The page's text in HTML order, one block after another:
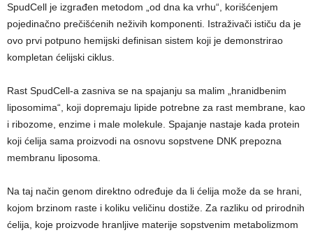
SpudCell je izgrađen metodom „od dna ka vrhu“, korišćenjem
pojedinačno prečišćenih neživih komponenti. Istraživači ističu da je
ovo prvi potpuno hemijski definisan sistem koji je demonstrirao
kompletan ćelijski ciklus.
Rast SpudCell-a zasniva se na spajanju sa malim „hranidbenim
liposomima“, koji dopremaju lipide potrebne za rast membrane, kao
i ribozome, enzime i male molekule. Spajanje nastaje kada protein
koji ćelija sama proizvodi na osnovu sopstvene DNK prepozna
membranu liposoma.
Na taj način genom direktno određuje da li ćelija može da se hrani,
kojom brzinom raste i koliku veličinu dostiže. Za razliku od prirodnih
ćelija, koje proizvode hranljive materije sopstvenim metabolizmom